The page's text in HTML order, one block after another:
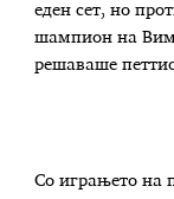
еден сет, но
шампион на
решаваше
Со играњето на